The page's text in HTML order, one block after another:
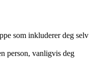
som inkluderer deg selv
person, vanligvis deg